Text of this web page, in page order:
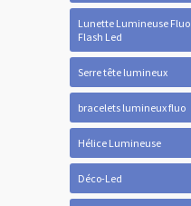
Lunette Lumineuse Fluo
Flash Led
Serre tête lumineux
bracelets lumineux fluo
Hélice Lumineuse
Déco-Led